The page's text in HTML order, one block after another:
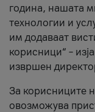
година, нашата
технологии и
им додаваат
корисници“ –
извршен
За корисниците
овозможува